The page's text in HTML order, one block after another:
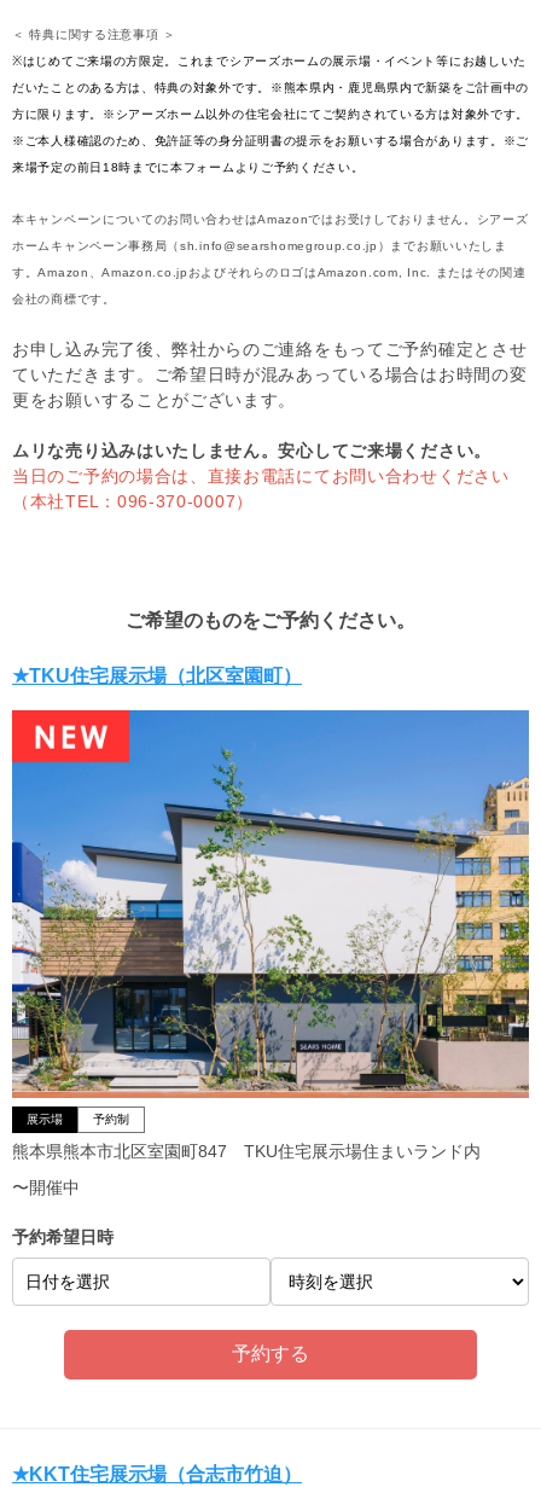
＜ 特典に関する注意事項 ＞
※はじめてご来場の方限定。これまでシアーズホームの展示場・イベント等にお越しいた
だいたことのある方は、特典の対象外です。※熊本県内・鹿児島県内で新築をご計画中の
方に限ります。※シアーズホーム以外の住宅会社にてご契約されている方は対象外です。
※ご本人様確認のため、免許証等の身分証明書の提示をお願いする場合があります。※ご
来場予定の前日18時までに本フォームよりご予約ください。
本キャンペーンについてのお問い合わせはAmazonではお受けしておりません。シアーズ
ホームキャンペーン事務局（sh.info@searshomegroup.co.jp）までお願いいたしま
す。Amazon、Amazon.co.jpおよびそれらのロゴはAmazon.com, Inc. またはその関連
会社の商標です。
お申し込み完了後、弊社からのご連絡をもってご予約確定とさせ
ていただきます。ご希望日時が混みあっている場合はお時間の変
更をお願いすることがございます。
ムリな売り込みはいたしません。安心してご来場ください。
当日のご予約の場合は、直接お電話にてお問い合わせください
（本社TEL：096-370-0007）
ご希望のものをご予約ください。
★TKU住宅展示場（北区室園町）
展示場 予約制
熊本県熊本市北区室園町847 TKU住宅展示場住まいランド内
〜開催中
予約希望日時
日付を選択
★KKT住宅展示場（合志市竹迫）